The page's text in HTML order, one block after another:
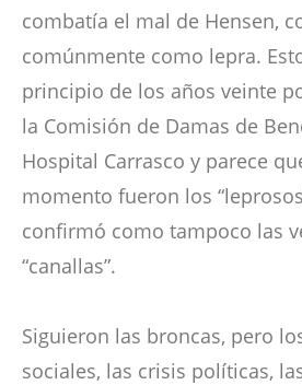
combatía el mal de Hensen,
comúnmente como lepra.
principio de los años veinte
la Comisión de Damas de
Hospital Carrasco y parece
momento fueron los
confirmó como tampoco las
“canallas”.
Siguieron las broncas, pero
sociales, las crisis políticas,